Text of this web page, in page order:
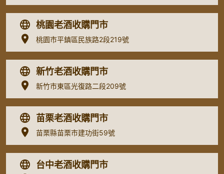
桃園老酒收購門市
桃園市平鎮區民族路2段219號
新竹老酒收購門市
新竹市東區光復路二段209號
苗栗老酒收購門市
苗栗縣苗栗市建功街59號
台中老酒收購門市